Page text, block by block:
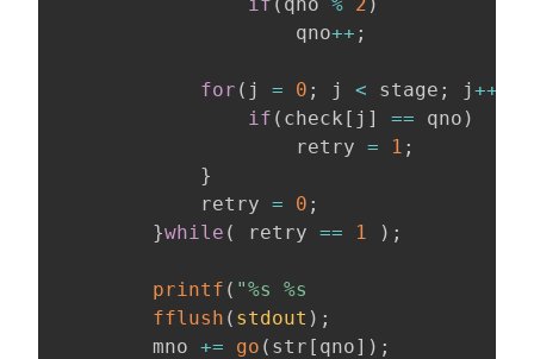
                    qno
++ ;
for ( j = 0 ; j < stage ; j ++
if ( check [ j ] == qno )
                    retry
= 1 ;
}
            retry
= 0 ;
}while ( retry == 1 ) ;
printf ( "%s %s
fflush ( stdout ) ;
        mno
+= go ( str [ qno] ) ;